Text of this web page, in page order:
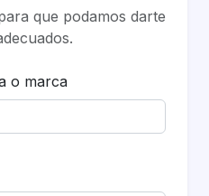
que podamos darte
o marca